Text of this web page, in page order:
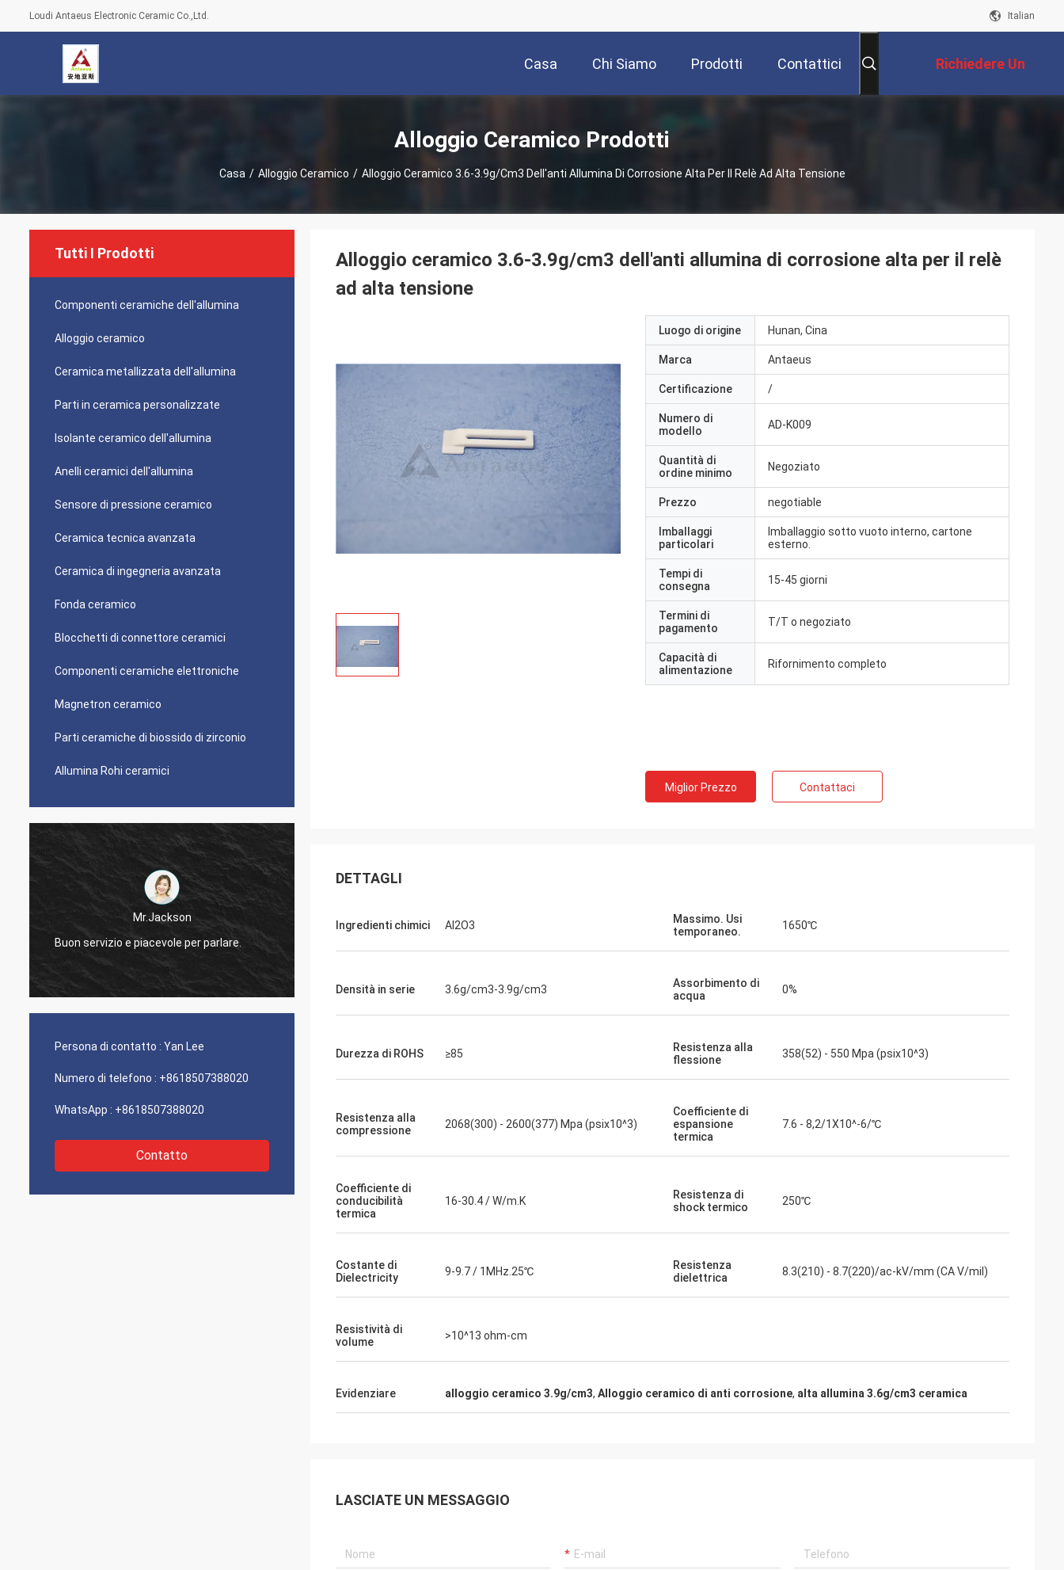
Loudi Antaeus Electronic Ceramic Co.,Ltd. Italian
Casa Chi Siamo Prodotti Contattici Richiedere Un
Preventivo
Alloggio Ceramico Prodotti
Casa / Alloggio Ceramico / Alloggio Ceramico 3.6-3.9g/cm3 Dell'anti Allumina Di Corrosione Alta Per Il Relè Ad Alta Tensione
Tutti I Prodotti
Componenti ceramiche dell'allumina
Alloggio ceramico
Ceramica metallizzata dell'allumina
Parti in ceramica personalizzate
Isolante ceramico dell'allumina
Anelli ceramici dell'allumina
Sensore di pressione ceramico
Ceramica tecnica avanzata
Ceramica di ingegneria avanzata
Fonda ceramico
Blocchetti di connettore ceramici
Componenti ceramiche elettroniche
Magnetron ceramico
Parti ceramiche di biossido di zirconio
Allumina Rohi ceramici
Mr.Jackson
Buon servizio e piacevole per parlare.
Persona di contatto : Yan Lee
Numero di telefono : +8618507388020
WhatsApp : +8618507388020
Contatto
Alloggio ceramico 3.6-3.9g/cm3 dell'anti allumina di corrosione alta per il relè
ad alta tensione
Luogo di origine Hunan, Cina
Marca Antaeus
Certificazione /
Numero di
modello
AD-K009
Quantità di
ordine minimo
Negoziato
Prezzo negotiable
Imballaggi
particolari
Imballaggio sotto vuoto interno, cartone
esterno.
Tempi di
consegna
15-45 giorni
Termini di
pagamento
T/T o negoziato
Capacità di
alimentazione
Rifornimento completo
Miglior Prezzo Contattaci
DETTAGLI
Ingredienti chimici Al2O3
Massimo. Usi
temporaneo.
1650℃
Densità in serie 3.6g/cm3-3.9g/cm3
Assorbimento di
acqua
0%
Durezza di ROHS ≥85
Resistenza alla
flessione
358(52) - 550 Mpa (psix10^3)
Resistenza alla
compressione
2068(300) - 2600(377) Mpa (psix10^3)
Coefficiente di
espansione
termica
7.6 - 8,2/1X10^-6/℃
Coefficiente di
conducibilità
termica
16-30.4 / W/m.K
Resistenza di
shock termico
250℃
Costante di
Dielectricity
9-9.7 / 1MHz.25℃
Resistenza
dielettrica
8.3(210) - 8.7(220)/ac-kV/mm (CA V/mil)
Resistività di
volume
>10^13 ohm-cm
Evidenziare alloggio ceramico 3.9g/cm3, Alloggio ceramico di anti corrosione, alta allumina 3.6g/cm3 ceramica
LASCIATE UN MESSAGGIO